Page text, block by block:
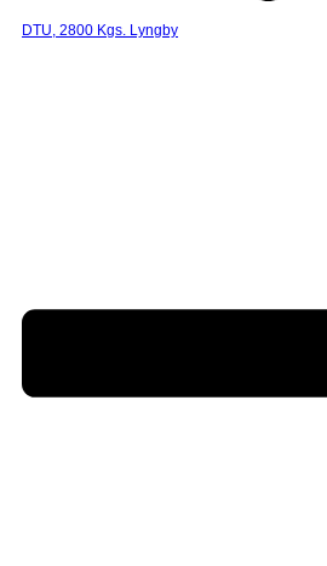
DTU, 2800 Kgs. Lyngby